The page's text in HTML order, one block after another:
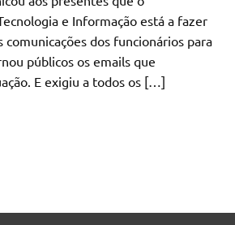
e Informação está a fazer
dos funcionários para
públicos os emails que
E exigiu a todos os […]